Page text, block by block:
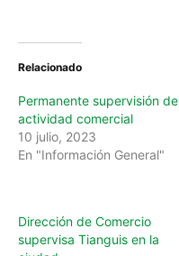
Relacionado
Permanente supervisión de
actividad comercial
10 julio, 2023
En "Información General"
Dirección de Comercio
supervisa Tianguis en la